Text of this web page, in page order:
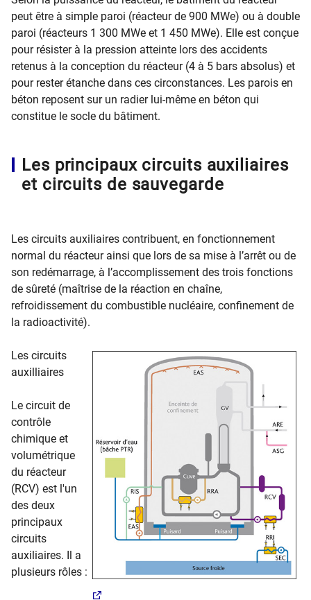
peut être à simple paroi (réacteur de 900 MWe) ou à double
paroi (réacteurs 1 300 MWe et 1 450 MWe). Elle est conçue
pour résister à la pression atteinte lors des accidents
retenus à la conception du réacteur (4 à 5 bars absolus) et
pour rester étanche dans ces circonstances. Les parois en
béton reposent sur un radier lui-même en béton qui
constitue le socle du bâtiment.
Les principaux circuits auxiliaires
et circuits de sauvegarde
Les circuits auxiliaires contribuent, en fonctionnement
normal du réacteur ainsi que lors de sa mise à l’arrêt ou de
son redémarrage, à l’accomplissement des trois fonctions
de sûreté (maîtrise de la réaction en chaîne,
refroidissement du combustible nucléaire, confinement de
la radioactivité).
Les circuits
auxilliaires
Le circuit de
contrôle
chimique et
volumétrique
du réacteur
(RCV) est l'un
des deux
principaux
circuits
auxiliaires. Il a
plusieurs rôles :